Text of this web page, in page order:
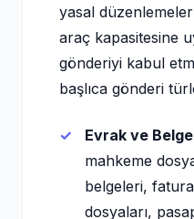
yasal
araç kapasitesine
gönderiyi kabul
başlıca gönderi
Evrak ve
mahkeme
belgeleri,
dosyaları,